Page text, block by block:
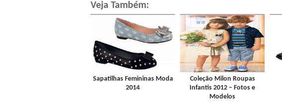
Veja Também:
Sapatilhas Femininas Moda
2014
Coleção Milon Roupas
Infantis 2012 – Fotos e
Modelos